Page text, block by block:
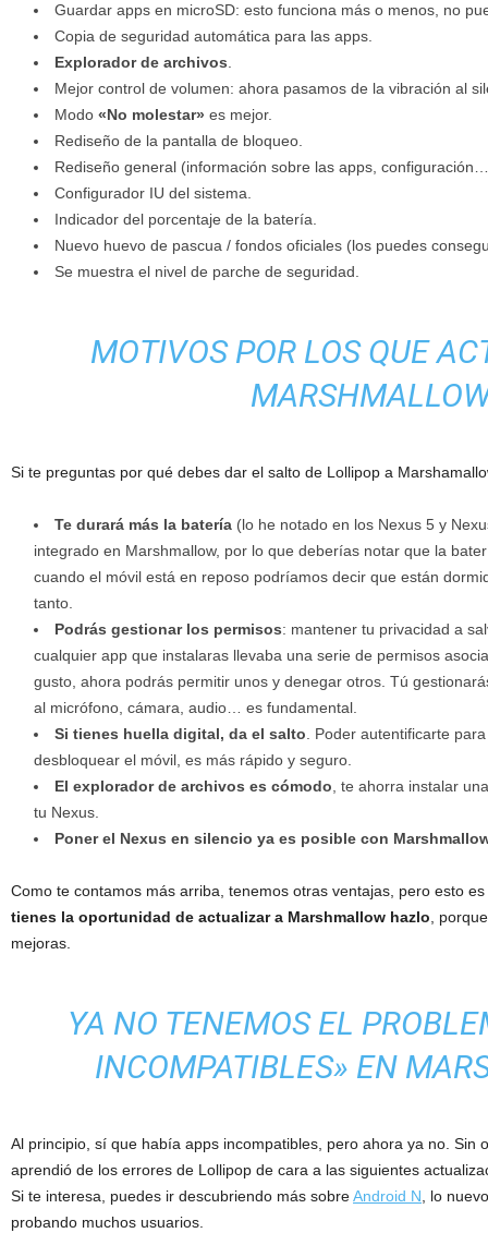
Guardar apps en microSD: esto funciona más o menos, no
Copia de seguridad automática para las apps.
Explorador de archivos.
Mejor control de volumen: ahora pasamos de la vibración al
Modo «No molestar» es mejor.
Rediseño de la pantalla de bloqueo.
Rediseño general (información sobre las apps,
Configurador IU del sistema.
Indicador del porcentaje de la batería.
Nuevo huevo de pascua / fondos oficiales (los puedes
Se muestra el nivel de parche de seguridad.
MOTIVOS POR LOS QUE
Si te preguntas por qué debes dar el salto de Lollipop a
Te durará más la batería (lo he notado en los Nexus 5 y
integrado en Marshmallow, por lo que deberías notar que la
cuando el móvil está en reposo podríamos decir que están
tanto.
Podrás gestionar los permisos: mantener tu privacidad a
cualquier app que instalaras llevaba una serie de permisos
gusto, ahora podrás permitir unos y denegar otros. Tú
al micrófono, cámara, audio… es fundamental.
Si tienes huella digital, da el salto. Poder autentificarte
desbloquear el móvil, es más rápido y seguro.
El explorador de archivos es cómodo, te ahorra instalar
tu Nexus.
Poner el Nexus en silencio ya es posible con
Como te contamos más arriba, tenemos otras ventajas, pero esto
tienes la oportunidad de actualizar a Marshmallow hazlo,
mejoras.
YA NO TENEMOS EL
INCOMPATIBLES» EN
Al principio, sí que había apps incompatibles, pero ahora ya no. Sin
aprendió de los errores de Lollipop de cara a las siguientes
Si te interesa, puedes ir descubriendo más sobreAndroid N, lo
probando muchos usuarios.